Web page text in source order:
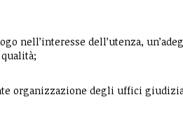
nell’interesse dell’utenza,
organizzazione degli uffici